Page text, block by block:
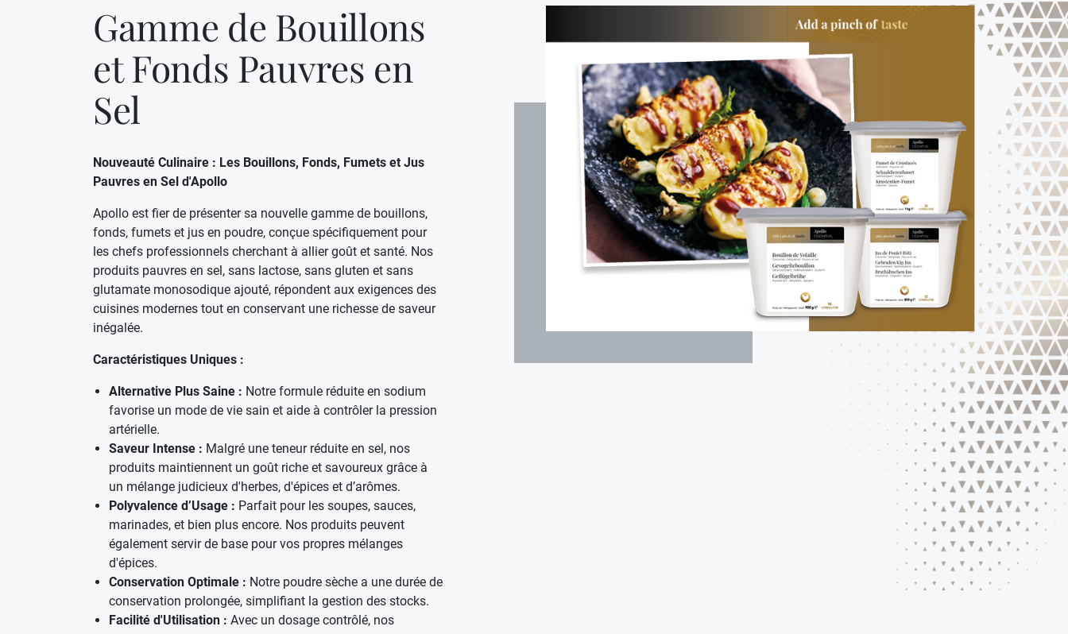
Gamme de Bouillons
et Fonds Pauvres en
Sel
Nouveauté Culinaire : Les Bouillons, Fonds, Fumets et Jus
Pauvres en Sel d'Apollo
Apollo est fier de présenter sa nouvelle gamme de bouillons,
fonds, fumets et jus en poudre, conçue spécifiquement pour
les chefs professionnels cherchant à allier goût et santé. Nos
produits pauvres en sel, sans lactose, sans gluten et sans
glutamate monosodique ajouté, répondent aux exigences des
cuisines modernes tout en conservant une richesse de saveur
inégalée.
Caractéristiques Uniques :
Alternative Plus Saine : Notre formule réduite en sodium
favorise un mode de vie sain et aide à contrôler la pression
artérielle.
Saveur Intense : Malgré une teneur réduite en sel, nos
produits maintiennent un goût riche et savoureux grâce à
un mélange judicieux d'herbes, d'épices et d’arômes.
Polyvalence d’Usage : Parfait pour les soupes, sauces,
marinades, et bien plus encore. Nos produits peuvent
également servir de base pour vos propres mélanges
d'épices.
Conservation Optimale : Notre poudre sèche a une durée de
conservation prolongée, simplifiant la gestion des stocks.
Facilité d'Utilisation : Avec un dosage contrôlé, nos